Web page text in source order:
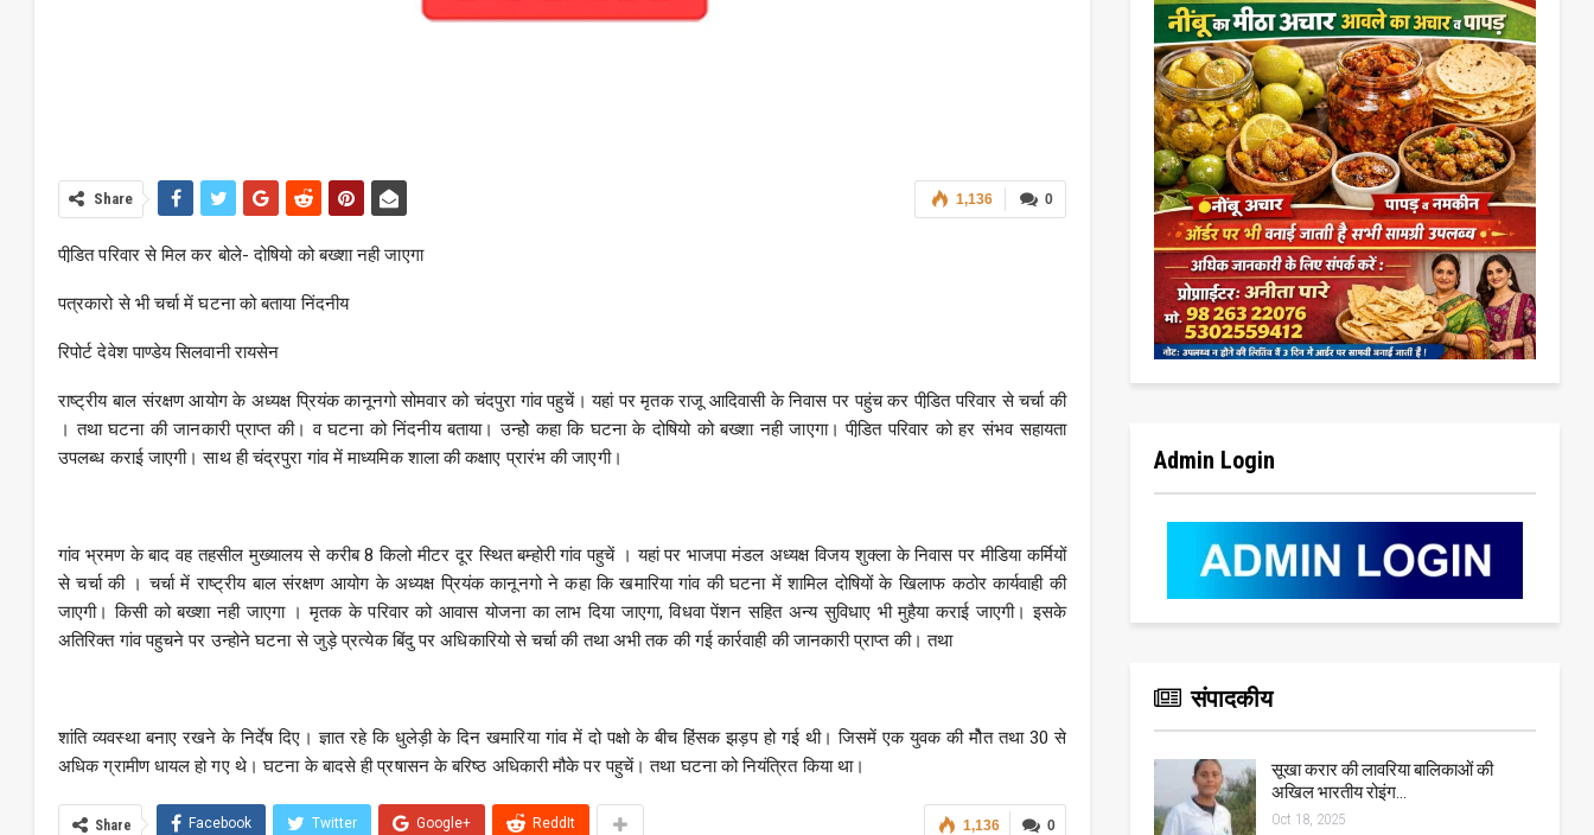
0
1,136
Share
पीडि़त परिवार से मिल कर बोले- दोषियो को बख्शा नही जाएगा
पत्रकारो से भी चर्चा में घटना को बताया निंदनीय
रिपोर्ट देवेश पाण्डेय सिलवानी रायसेन
राष्ट्रीय बाल संरक्षण आयोग के अध्यक्ष प्रियंक कानूनगो सोमवार को चंदपुरा गांव पहुचें। यहां पर मृतक राजू आदिवासी के निवास पर पहुंच कर पीडि़त परिवार से चर्चा की
। तथा घटना की जानकारी प्राप्त की। व घटना को निंदनीय बताया। उन्होे कहा कि घटना के दोषियो को बख्शा नही जाएगा। पीडि़त परिवार को हर संभव सहायता
उपलब्ध कराई जाएगी। साथ ही चंद्रपुरा गांव में माध्यमिक शाला की कक्षाए प्रारंभ की जाएगी।
गांव भ्रमण के बाद वह तहसील मुख्यालय से करीब 8 किलो मीटर दूर स्थित बम्होरी गांव पहुचें । यहां पर भाजपा मंडल अध्यक्ष विजय शुक्ला के निवास पर मीडिया कर्मियों
से चर्चा की । चर्चा में राष्ट्रीय बाल संरक्षण आयोग के अध्यक्ष प्रियंक कानूनगो ने कहा कि खमारिया गांव की घटना में शामिल दोषियों के खिलाफ कठोर कार्यवाही की
जाएगी। किसी को बख्शा नही जाएगा । मृतक के परिवार को आवास योजना का लाभ दिया जाएगा, विधवा पेंशन सहित अन्य सुविधाए भी मुहैया कराई जाएगी। इसके
अतिरिक्त गांव पहुचने पर उन्होने घटना से जुड़े प्रत्येक बिंदु पर अधिकारियो से चर्चा की तथा अभी तक की गई कार्रवाही की जानकारी प्राप्त की। तथा
शांति व्यवस्था बनाए रखने के निर्देष दिए। ज्ञात रहे कि धुलेड़ी के दिन खमारिया गांव में दो पक्षो के बीच हिंसक झड़प हो गई थी। जिसमें एक युवक की मौेत तथा 30 से
अधिक ग्रामीण धायल हो गए थे। घटना के बादसे ही प्रषासन के बरिष्ठ अधिकारी मौके पर पहुचें। तथा घटना को नियंत्रित किया था।
0
1,136
Share Facebook Twitter Google+ ReddIt
Admin Login
संपादकीय
सूखा करार की लावरिया बालिकाओं की
अखिल भारतीय रोइंग…
Oct 18, 2025